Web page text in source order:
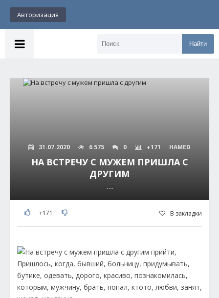
Авторизация
Найти
31.07.2020 6 575 0 +171 HAMED
НА ВСТРЕЧУ С МУЖЕМ ПРИШЛА С
ДРУГИМ
---
+171 В закладки